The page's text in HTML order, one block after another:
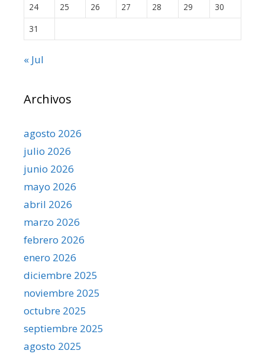
24
25 26 27 28 29
30
31
« Jul
Archivos
agosto 2026
julio 2026
junio 2026
mayo 2026
abril 2026
marzo 2026
febrero 2026
enero 2026
diciembre 2025
noviembre 2025
octubre 2025
septiembre 2025
agosto 2025